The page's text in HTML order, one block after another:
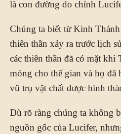
là con đường do chính
Chúng ta biết từ Kinh
thiên thần xảy ra trước lịch
các thiên thần đã có mặt khi
móng cho thế gian và họ đã
vũ trụ vật chất được hình
Dù rõ ràng chúng ta không
nguồn gốc của Lucifer,